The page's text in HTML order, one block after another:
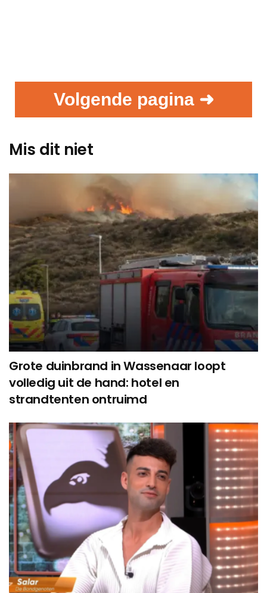
Volgende pagina ➜
Mis dit niet
Grote duinbrand in Wassenaar loopt
volledig uit de hand: hotel en
strandtenten ontruimd